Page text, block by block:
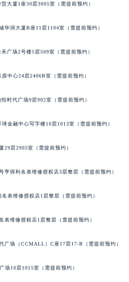
大厦1座30层3005室（需提前预约）
华润大厦B座11层1104室（需提前预约）
广场2号楼5层509室（需提前预约）
中心24层2406B室（需提前预约）
时代广场9层902室（需提前预约）
金融中心写字楼10层1013室（需提前预约）
29层2905室（需提前预约）
亨得利名表维修授权店3层整层（需提前预约）
表维修授权店1层整层（需提前预约）
表维修授权店1层整层（需提前预约）
广场（CCMALL）C座17层17-B（需提前预约）
场10层1015室（需提前预约）